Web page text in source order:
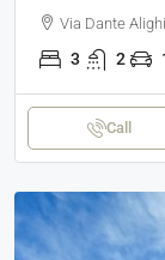
Via Dante
3 2
Call